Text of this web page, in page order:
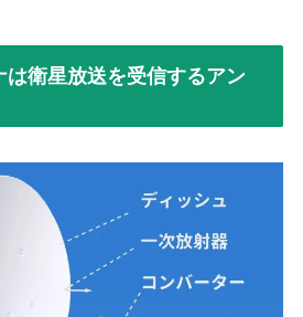
衛星放送を受信するアン